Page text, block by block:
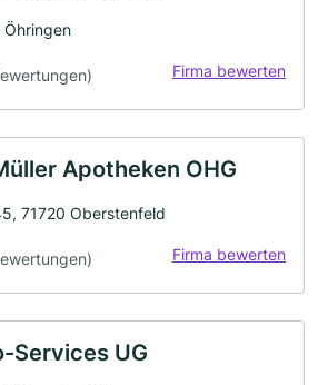
Firma bewerten
Apotheken OHG
71720 Oberstenfeld
Firma bewerten
Services UG